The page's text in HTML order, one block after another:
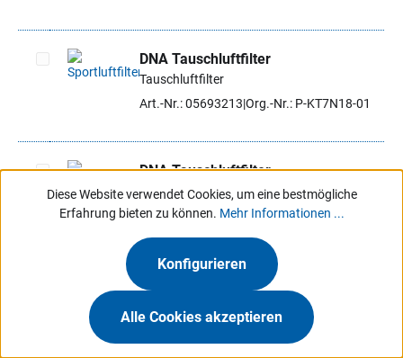
Artikel auswählen
DNA Tauschluftfilter
Tauschluftfilter
Art.-Nr.: 05693213 Org.-Nr.: P-KT7N18-01
Artikel auswählen
DNA Tauschluftfilter
Tauschluftfilter
Art.-Nr.: 05693556Org.-Nr.: R-RE4E24-01
Artikel auswählen
DNA Tauschluftfilter
Diese Website verwendet Cookies, um eine bestmögliche
Erfahrung bieten zu können. Mehr Informationen ...
Konfigurieren
Alle Cookies akzeptieren